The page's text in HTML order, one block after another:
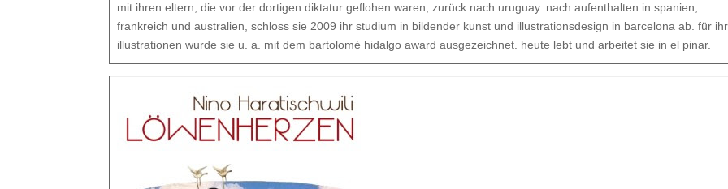
mit ihren eltern, die vor der dortigen diktatur geflohen waren, zurück nach uruguay. nach aufenthalten in spanien,
frankreich und australien, schloss sie 2009 ihr studium in bildender kunst und illustrationsdesign in barcelona ab. für
illustrationen wurde sie u. a. mit dem bartolomé hidalgo award ausgezeichnet. heute lebt und arbeitet sie in el pinar.